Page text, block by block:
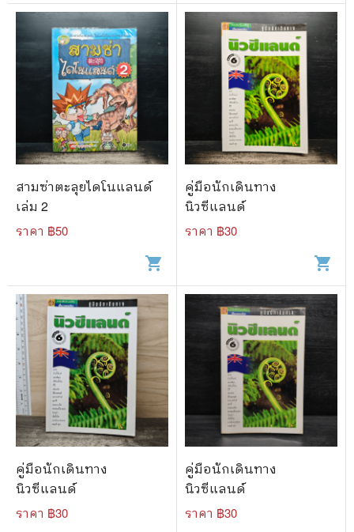
สามซ่าตะลุยไดโนแลนด์
เล่ม 2
ราคา ฿50
shopping_cart
คู่มือนักเดินทาง
นิวซีแลนด์
ราคา ฿30
shopping_cart
คู่มือนักเดินทาง
นิวซีแลนด์
ราคา ฿30
คู่มือนักเดินทาง
นิวซีแลนด์
ราคา ฿30